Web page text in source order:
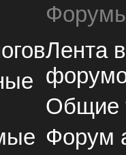
Лента
Общие
Форум